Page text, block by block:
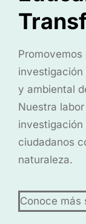
y ambiental
Nuestra
ciudadanos
naturaleza.
Conoce más